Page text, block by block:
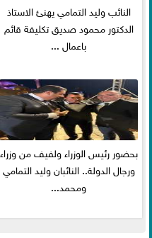
النائب وليد التمامي يهنئ الاستاذ
الدكتور محمود صديق تكليفة قائم
باعمال ...
بحضور رئيس الوزراء ولفيف من وزراء
ورجال الدولة.. النائبان وليد التمامي
ومحمد...